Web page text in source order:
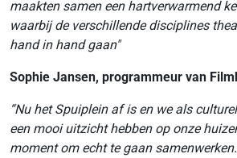
maakten samen een hartverwarmend
waarbij de verschillende disciplines
hand in hand gaan"
Sophie Jansen, programmeur van
“Nu het Spuiplein af is en we als
een mooi uitzicht hebben op onze
moment om echt te gaan